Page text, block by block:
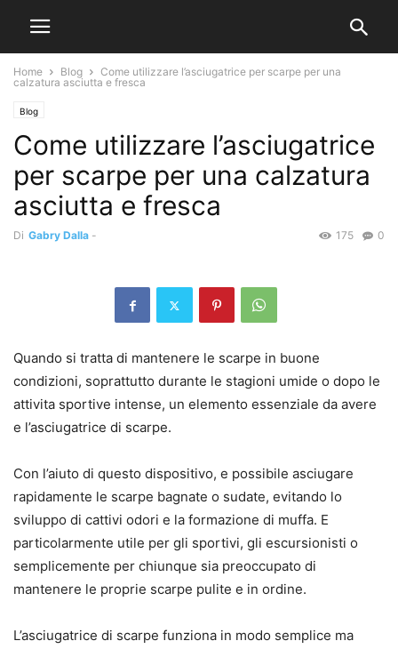
Home Blog
Come utilizzare l’asciugatrice per scarpe per una
calzatura asciutta e fresca
Blog
Come utilizzare l’asciugatrice
per scarpe per una calzatura
asciutta e fresca
Di Gabry Dalla - 0
175
Quando si tratta di mantenere le scarpe in buone
condizioni, soprattutto durante le stagioni umide o dopo le
attivita sportive intense, un elemento essenziale da avere
e l’asciugatrice di scarpe.
Con l’aiuto di questo dispositivo, e possibile asciugare
rapidamente le scarpe bagnate o sudate, evitando lo
sviluppo di cattivi odori e la formazione di muffa. E
particolarmente utile per gli sportivi, gli escursionisti o
semplicemente per chiunque sia preoccupato di
mantenere le proprie scarpe pulite e in ordine.
L’asciugatrice di scarpe funziona in modo semplice ma